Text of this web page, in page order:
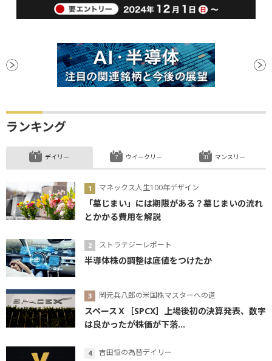
ランキング
デイリー
マネックス人生100年デザイン
「墓じまい」には期限がある？墓じまいの流れ
とかかる費用を解説
ストラテジーレポート
半導体株の調整は底値をつけたか
岡元兵八郎の米国株マスターへの道
スペースＸ［SPCX］上場後初の決算発表、数字
は良かったが株価が下落...
吉田恒の為替デイリー
ウイークリー マンスリー